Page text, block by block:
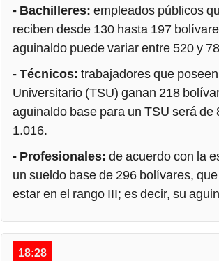
- Bachilleres: empleados públicos
reciben desde 130 hasta 197
aguinaldo puede variar entre 520 y
- Técnicos: trabajadores que
Universitario (TSU) ganan 218
aguinaldo base para un TSU será
1.016.
- Profesionales: de acuerdo con la
un sueldo base de 296 bolívares,
estar en el rango III; es decir, su
18:28